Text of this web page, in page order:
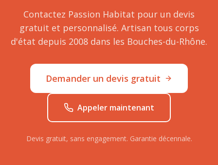
Contactez Passion Habitat pour un devis
gratuit et personnalisé. Artisan tous corps
d'état depuis 2008 dans les Bouches-du-Rhône.
Demander un devis gratuit
Appeler maintenant
Devis gratuit, sans engagement. Garantie décennale.